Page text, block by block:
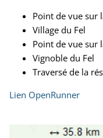
Point de vue sur
Village du Fel
Point de vue sur
Vignoble du Fel
Traversé de la
Lien OpenRunner